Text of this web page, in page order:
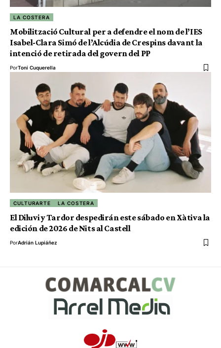
LA COSTERA
Mobilització Cultural per a defendre el nom de l’IES
Isabel-Clara Simó de l’Alcúdia de Crespins davant la
intenció de retirada del govern del PP
PorToni Cuquerella
CULTURARTE LA COSTERA
El Diluvi y Tardor despedirán este sábado en Xàtiva la
edición de 2026 de Nits al Castell
PorAdrián Lupiáñez